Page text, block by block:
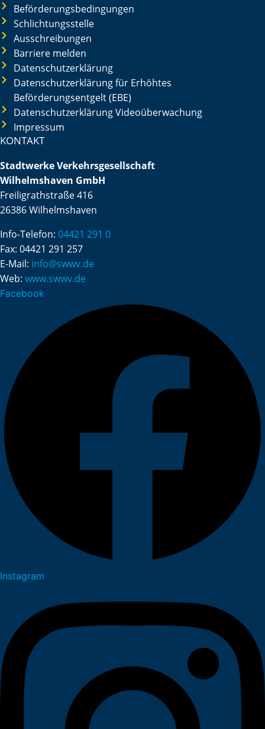
Beförderungsbedingungen
Schlichtungsstelle
Ausschreibungen
Barriere melden
Datenschutzerklärung
Datenschutzerklärung für Erhöhtes
Beförderungsentgelt (EBE)
Datenschutzerklärung Videoüberwachung
Impressum
KONTAKT
Stadtwerke Verkehrsgesellschaft
Wilhelmshaven GmbH
Freiligrathstraße 416
26386 Wilhelmshaven
Info-Telefon: 04421 291 0
Fax: 04421 291 257
E-Mail: info@swwv.de
Web: www.swwv.de
Facebook
Instagram